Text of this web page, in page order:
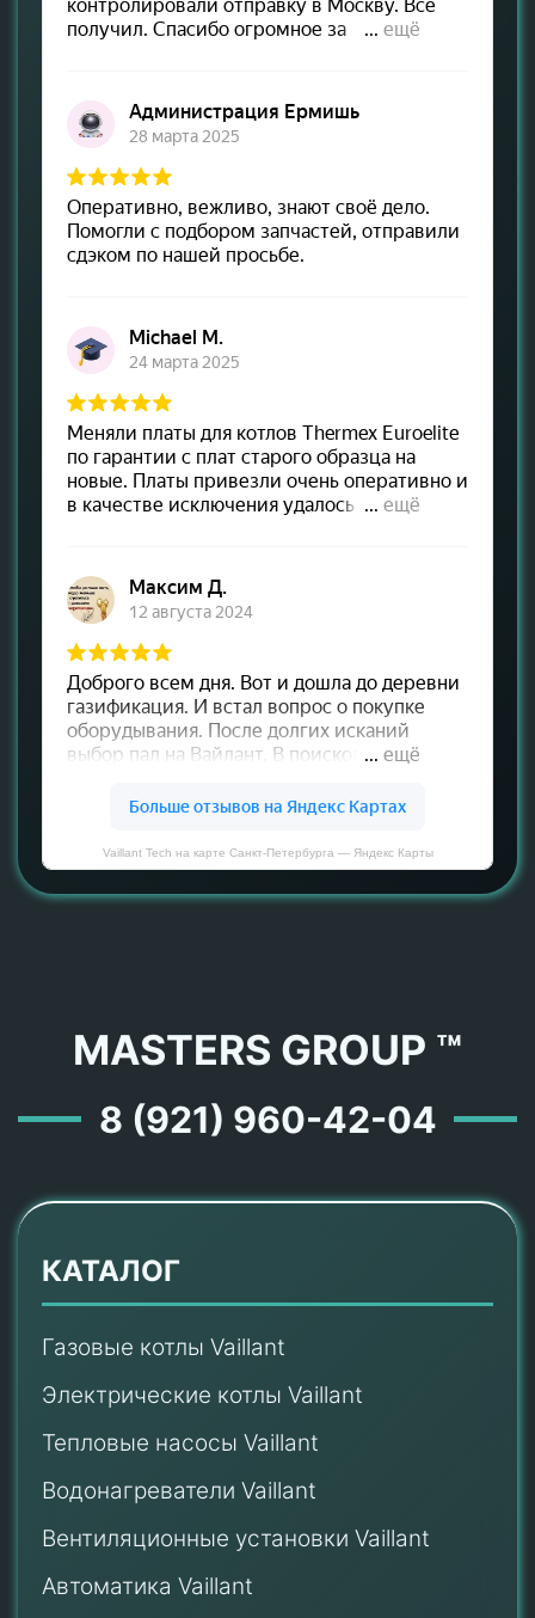
Vaillant Tech на карте Санкт‑Петербурга — Яндекс Карты
MASTERS GROUP ™
8 (921) 960-42-04
КАТАЛОГ
Газовые котлы Vaillant
Электрические котлы Vaillant
Тепловые насосы Vaillant
Водонагреватели Vaillant
Вентиляционные установки Vaillant
Автоматика Vaillant